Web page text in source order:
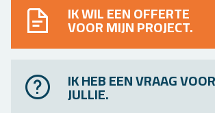
IK WIL EEN OFFERTE
VOOR MIJN PROJECT.
IK HEB EEN VRAAG VOOR
JULLIE.